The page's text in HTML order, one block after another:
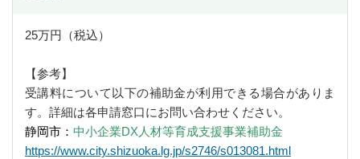
Go-Tech補助事業
事業プロデュース事業
中小企業等外国出願支援事業
DVD貸出
25万円（税込）
【参考】
受講料について以下の補助金が利用できる場合がありま
す。詳細は各申請窓口にお問い合わせください。
静岡市： 中小企業DX人材等育成支援事業補助金
https://www.city.shizuoka.lg.jp/s2746/s013081.html